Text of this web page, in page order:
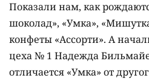
Показали нам, как
шоколад», «Умка»,
конфеты «Ассорти». А
цеха № 1 Надежда
отличается «Умка» от